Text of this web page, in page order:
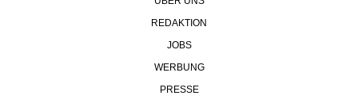
REDAKTION
JOBS
WERBUNG
PRESSE